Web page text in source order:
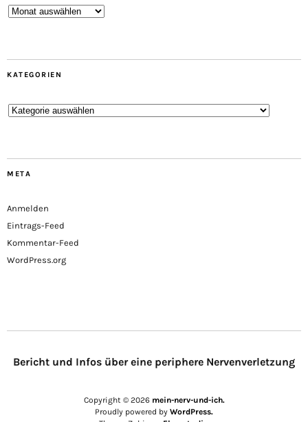
Archive
KATEGORIEN
Kategorien
META
Anmelden
Eintrags-Feed
Kommentar-Feed
WordPress.org
Bericht und Infos über eine periphere Nervenverletzung
Copyright © 2026 mein-nerv-und-ich.
Proudly powered by WordPress.